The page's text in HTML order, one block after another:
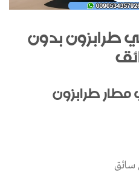
طرابزون بدون
مطار طرابزون
سائق